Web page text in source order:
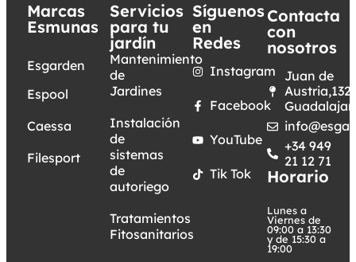
Marcas
Esmunas
Esgarden
Espool
Caessa
Filesport
Servicios
para tu
jardín
Mantenimiento
de
Jardines
Instalación
de
sistemas
de
autoriego
Tratamientos
Fitosanitarios
Síguenos
en
Redes
Instagram
Facebook
YouTube
Tik Tok
Contacta
con
nosotros
Juan de
Austria,132.
+34 949
21 12 71
Horario
Lunes a
Viernes de
09:00 a 13:30
y de 15:30 a
19:00